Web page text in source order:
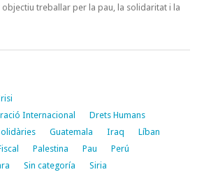
treballar per la pau, la solidaritat i la
Internacional
Drets Humans
Guatemala Iraq
Líban
Palestina Pau
Perú
Sin categoría
Siria